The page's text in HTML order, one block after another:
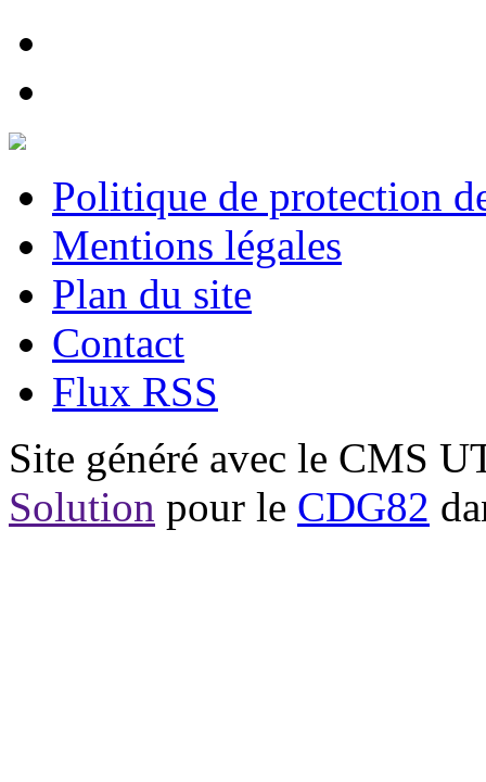
Politique de protection
Mentions légales
Plan du site
Contact
Flux RSS
Site généré avec le CMS
Solution pour le CDG82